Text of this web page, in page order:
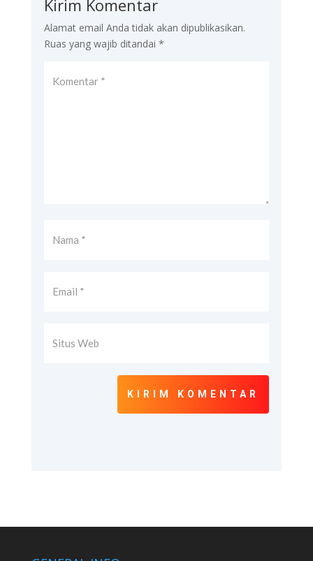
Kirim Komentar
Alamat email Anda tidak akan dipublikasikan.
Ruas yang wajib ditandai *
KIRIM KOMENTAR